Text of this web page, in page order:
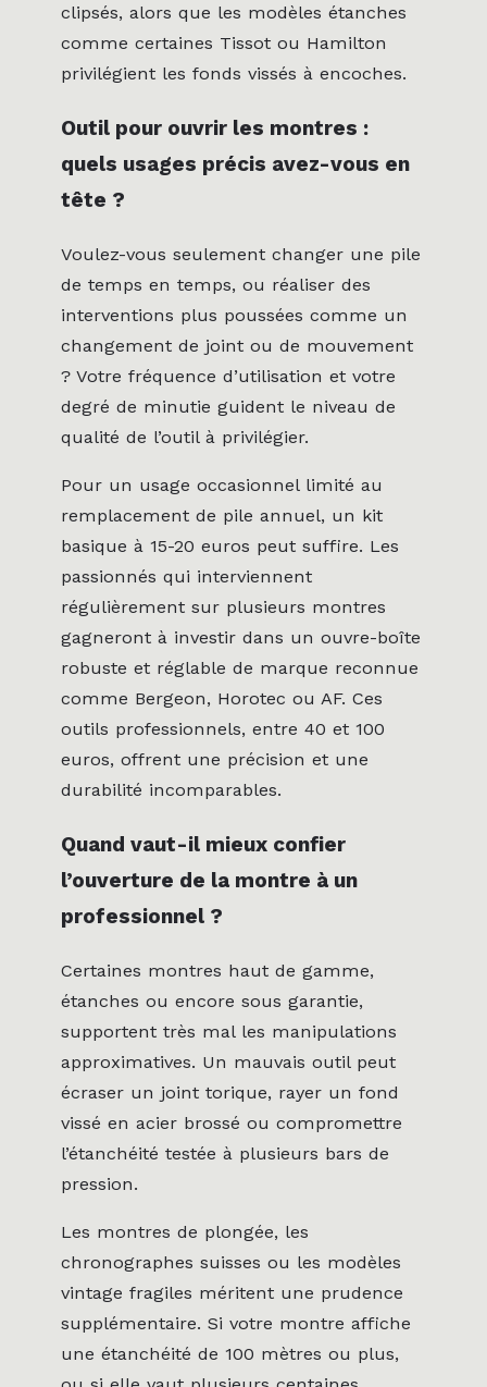
clipsés, alors que les modèles étanches
comme certaines Tissot ou Hamilton
privilégient les fonds vissés à encoches.
Outil pour ouvrir les montres :
quels usages précis avez-vous en
tête ?
Voulez-vous seulement changer une pile
de temps en temps, ou réaliser des
interventions plus poussées comme un
changement de joint ou de mouvement
? Votre fréquence d’utilisation et votre
degré de minutie guident le niveau de
qualité de l’outil à privilégier.
Pour un usage occasionnel limité au
remplacement de pile annuel, un kit
basique à 15-20 euros peut suffire. Les
passionnés qui interviennent
régulièrement sur plusieurs montres
gagneront à investir dans un ouvre-boîte
robuste et réglable de marque reconnue
comme Bergeon, Horotec ou AF. Ces
outils professionnels, entre 40 et 100
euros, offrent une précision et une
durabilité incomparables.
Quand vaut-il mieux confier
l’ouverture de la montre à un
professionnel ?
Certaines montres haut de gamme,
étanches ou encore sous garantie,
supportent très mal les manipulations
approximatives. Un mauvais outil peut
écraser un joint torique, rayer un fond
vissé en acier brossé ou compromettre
l’étanchéité testée à plusieurs bars de
pression.
Les montres de plongée, les
chronographes suisses ou les modèles
vintage fragiles méritent une prudence
supplémentaire. Si votre montre affiche
une étanchéité de 100 mètres ou plus,